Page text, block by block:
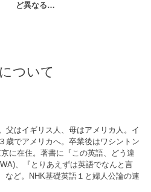
ど異なる…
ついて
父はイギリス人、母はアメリカ人。イ
歳でアメリカへ。卒業後はワシントン
に在住。著書に『この英語、どう違
、『とりあえずは英語でなんと言
など。NHK基礎英語１と婦人公論の連